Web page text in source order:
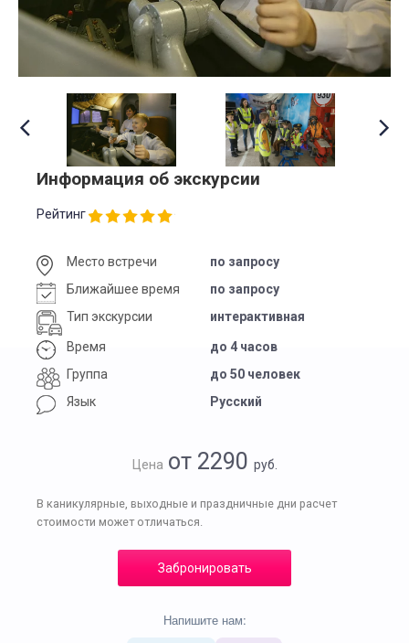
Информация об экскурсии
Рейтинг
Место встречи
по запросу
Ближайшее время
по запросу
Тип экскурсии
интерактивная
Время
до 4 часов
Группа
до 50 человек
Язык
Русский
Цена от 2290 руб.
В каникулярные, выходные и праздничные дни расчет
стоимости может отличаться.
Забронировать
Напишите нам: